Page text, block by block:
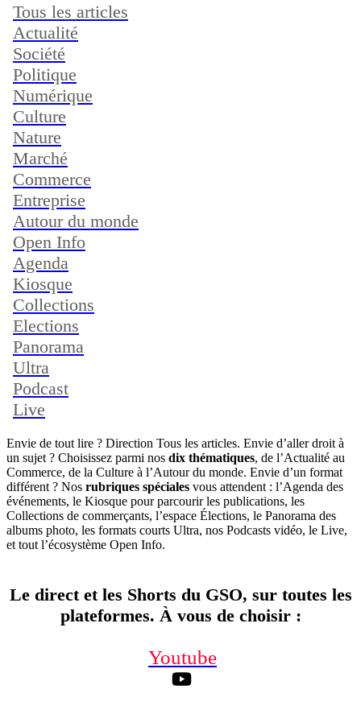
Tous les articles
Actualité
Société
Politique
Numérique
Culture
Nature
Marché
Commerce
Entreprise
Autour du monde
Open Info
Agenda
Kiosque
Collections
Elections
Panorama
Ultra
Podcast
Live
Envie de tout lire ? Direction Tous les articles. Envie d’aller droit à
un sujet ? Choisissez parmi nos dix thématiques, de l’Actualité au
Commerce, de la Culture à l’Autour du monde. Envie d’un format
différent ? Nos rubriques spéciales vous attendent : l’Agenda des
événements, le Kiosque pour parcourir les publications, les
Collections de commerçants, l’espace Élections, le Panorama des
albums photo, les formats courts Ultra, nos Podcasts vidéo, le Live,
et tout l’écosystème Open Info.
Le direct et les Shorts du GSO, sur toutes les
plateformes. À vous de choisir:
Youtube